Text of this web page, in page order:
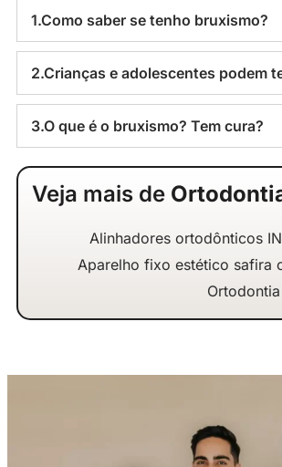
1.Como saber se tenho bruxismo?
2.Crianças e adolescentes podem
3.O que é o bruxismo? Tem cura?
Veja mais de
Alinhadores ortodônticos
Aparelho fixo estético safira